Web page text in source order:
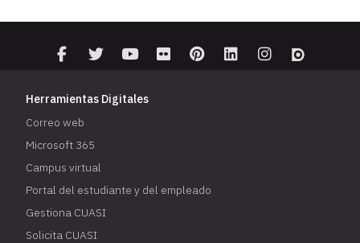
Herramientas Digitales
Correo web
Microsoft 365
Campus virtual
Portal del estudiante y del empleado
Gestiona CUASI
Solicita CUASI